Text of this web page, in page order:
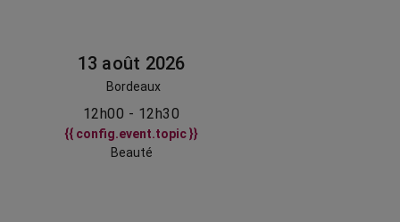
13 août 2026
Bordeaux
12h00 - 12h30
{{ config.event.topic }}
Beauté